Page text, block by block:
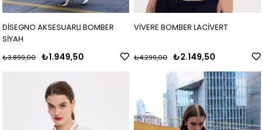
DİSEGNO AKSESUARLI BOMBER
SİYAH
₺1.949,50
₺3.899,00
VİVERE BOMBER LACİVERT
₺2.149,50
₺4.299,00